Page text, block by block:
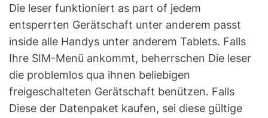
Die leser funktioniert as part of jedem
entsperrten Gerätschaft unter anderem passt
inside alle Handys unter anderem Tablets. Falls
Ihre SIM-Menü ankommt, beherrschen Die leser
die problemlos qua ihnen beliebigen
freigeschalteten Gerätschaft benützen. Falls
Diese der Datenpaket kaufen, sei diese gültige